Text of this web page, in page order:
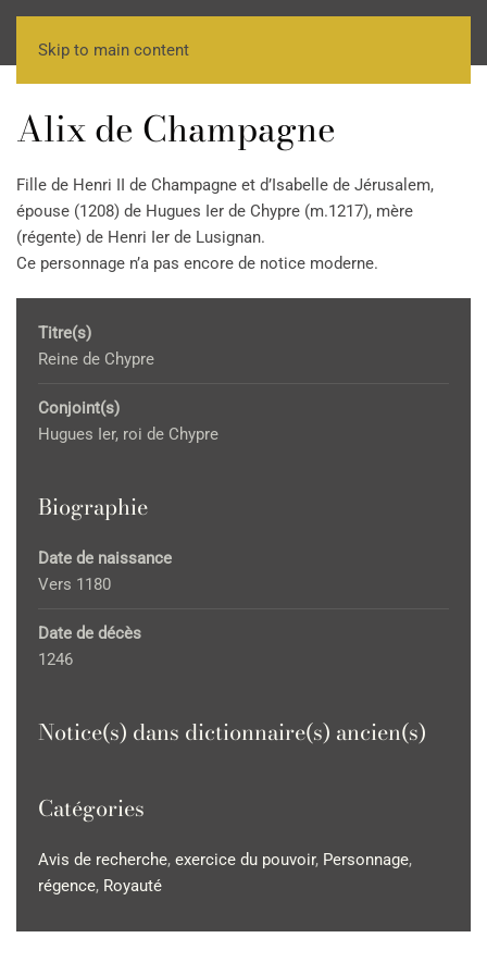
Skip to main content
Alix de Champagne
Fille de Henri II de Champagne et d’Isabelle de Jérusalem,
épouse (1208) de Hugues Ier de Chypre (m.1217), mère
(régente) de Henri Ier de Lusignan.
Ce personnage n’a pas encore de notice moderne.
Titre(s)
Reine de Chypre
Conjoint(s)
Hugues Ier, roi de Chypre
Biographie
Date de naissance
Vers 1180
Date de décès
1246
Notice(s) dans dictionnaire(s) ancien(s)
Catégories
Avis de recherche, exercice du pouvoir, Personnage,
régence, Royauté